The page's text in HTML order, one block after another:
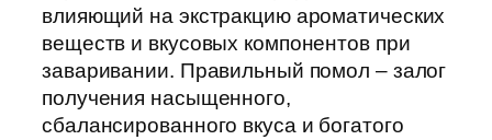
влияющий на экстракцию ароматических
веществ и вкусовых компонентов при
заваривании. Правильный помол – залог
получения насыщенного,
сбалансированного вкуса и богатого